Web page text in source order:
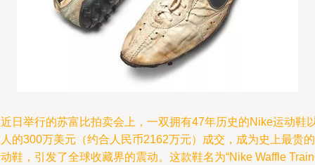
日举行的苏富比拍卖会上，一双拥有47年历史的Nike运动鞋
的300万美元（约合人民币2162万元）成交，成为史上最贵的
鞋，引发了全球收藏界的震动。这款鞋名为“Nike Waffle